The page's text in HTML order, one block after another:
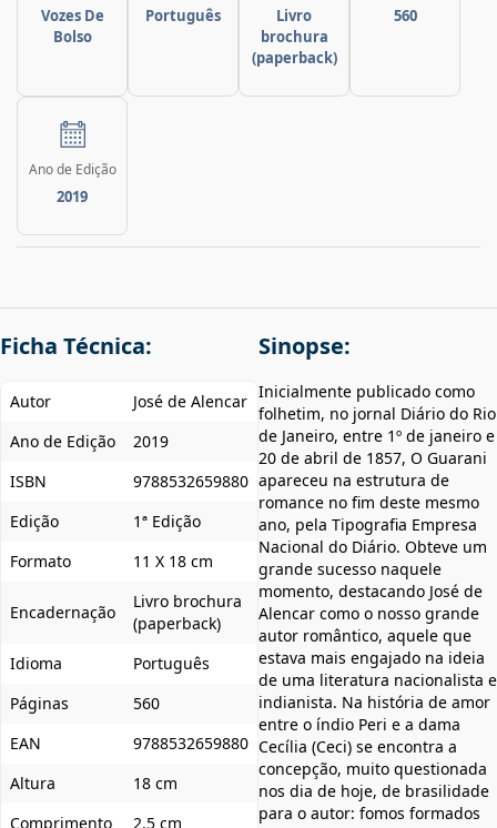
Vozes De
Bolso
Português
Livro
brochura
(paperback)
560
Ano de Edição
2019
Ficha Técnica:
Autor
José de Alencar
Ano de Edição
2019
ISBN
9788532659880
Edição
1ª Edição
Formato
11 X 18 cm
Encadernação
Livro brochura
(paperback)
Idioma
Português
Páginas
560
EAN
9788532659880
Altura
18 cm
Comprimento
2.5 cm
Sinopse:
Inicialmente publicado como
folhetim, no jornal Diário do Rio
de Janeiro, entre 1º de janeiro e
20 de abril de 1857, O Guarani
apareceu na estrutura de
romance no fim deste mesmo
ano, pela Tipografia Empresa
Nacional do Diário. Obteve um
grande sucesso naquele
momento, destacando José de
Alencar como o nosso grande
autor romântico, aquele que
estava mais engajado na ideia
de uma literatura nacionalista e
indianista. Na história de amor
entre o índio Peri e a dama
Cecília (Ceci) se encontra a
concepção, muito questionada
nos dia de hoje, de brasilidade
para o autor: fomos formados